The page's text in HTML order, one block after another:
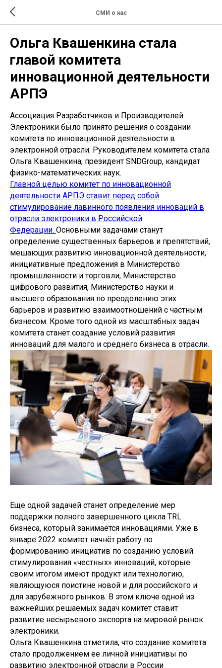
СМИ о нас
Ольга Квашенкина стала
главой комитета
инновационной деятельности
АРПЭ
Ассоциация Разработчиков и Производителей
Электроники было принято решения о создании
комитета по инновационной деятельности в
электронной отрасли. Руководителем комитета стала
Ольга Квашенкина, президент SNDGroup, кандидат
физико-математических наук.
Главной целью комитет по инновационной
деятельности АРПЭ ставит перед собой
стимулирование лавинного появления инноваций в
отрасли электроники в Российской
Федерации. Основными задачами станут
определение существенных барьеров и препятствий,
мешающих развитию инновационной деятельности,
инициативные предложения в Министерство
промышленности и торговли, Министерство
цифрового развития, Министерство науки и
высшего образования по преодолению этих
барьеров и развитию взаимоотношений с частным
бизнесом. Кроме того одной из масштабных задач
комитета станет создание условий развития
инноваций для малого и среднего бизнеса в отрасли.
Еще одной задачей станет определение мер
поддержки полного завершенного цикла TRL
бизнеса, который занимается инновациями. Уже в
январе 2022 комитет начнёт работу по
формированию инициатив по созданию условий
стимулирования «честных» инноваций, которые
своим итогом имеют продукт или технологию,
являющуюся поистине новой и для российского и
для зарубежного рынков. В этом ключе одной из
важнейших решаемых задач комитет ставит
развитие несырьевого экспорта на мировой рынок
электроники.
Ольга Квашенкина отметила, что создание комитета
стало продолжением ее личной инициативы по
развитию электронной отрасли в России